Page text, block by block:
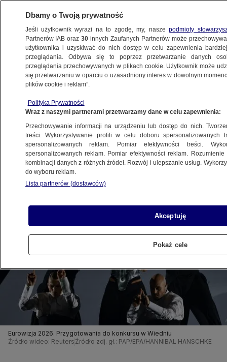
KULTURA I STYL
Tak komentują eurowizyjny występ Polki
Maciej Wacławik
13.05.2026, 14:14
Posłuchaj artykułu
Czyta lektor AI
Eurowizja 2026. Przygotowania do konkursu w Wiedniu
Źródło wideo: Reuters Źródło zdj. gł.: PAP/EPA/HANNIBAL HANSCHKE
Dbamy o Twoją prywatność
Jeśli użytkownik wyrazi na to zgodę, my, naszepodmioty
Partnerów IAB oraz30 innych Zaufanych Partnerów może
użytkownika i uzyskiwać do nich dostęp w celu zapewnienia
przeglądania. Odbywa się to poprzez przetwarzanie danych
przeglądania przechowywanych w plikach cookie. Użytkownik może
się przetwarzaniu w oparciu o uzasadniony interes w dowolnym
plików cookie i reklam”.
Polityka Prywatności
Wraz z naszymi partnerami przetwarzamy dane w celu zapewnienia:
Przechowywanie informacji na urządzeniu lub dostęp do nich.
treści. Wykorzystywanie profili w celu doboru spersonalizowanych
spersonalizowanych reklam. Pomiar efektywności treści.
spersonalizowanych reklam. Pomiar efektywności reklam.
kombinacji danych z różnych źródeł. Rozwój i ulepszanie usług.
do wyboru reklam.
Lista partnerów (dostawców)
Akceptuję
Pokaż cele